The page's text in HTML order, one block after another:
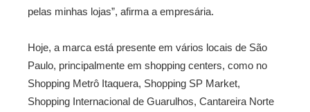
pelas minhas lojas”, afirma a empresária.
Hoje, a marca está presente em vários locais de São
Paulo, principalmente em shopping centers, como no
Shopping Metrô Itaquera, Shopping SP Market,
Shopping Internacional de Guarulhos, Cantareira Norte